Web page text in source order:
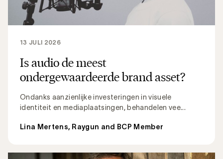
Is audio de meest
ondergewaardeerde brand asset?
Ondanks aanzienlijke investeringen in visuele
identiteit en mediaplaatsingen, behandelen vee...
13 JULI 2026
Lina Mertens, Raygun and BCP Member